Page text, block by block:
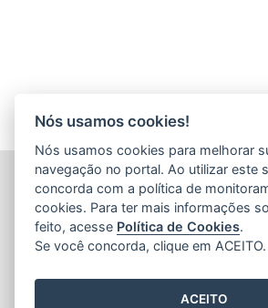
INSTITUTO DE DEFESA
DO ESPÍRITO SANTO
Avenida Jerônimo Monteiro, nº 1.000,
1 - Centro
CEP: 29010-935 - Vitória /
Nós usamos cookies!
Nós usamos cookies para melhorar
navegação no portal. Ao utilizar este
concorda com a política de
cookies. Para ter mais informações
feito, acesse Política de Cookies.
Se você concorda, clique em ACEITO.
ACEITO